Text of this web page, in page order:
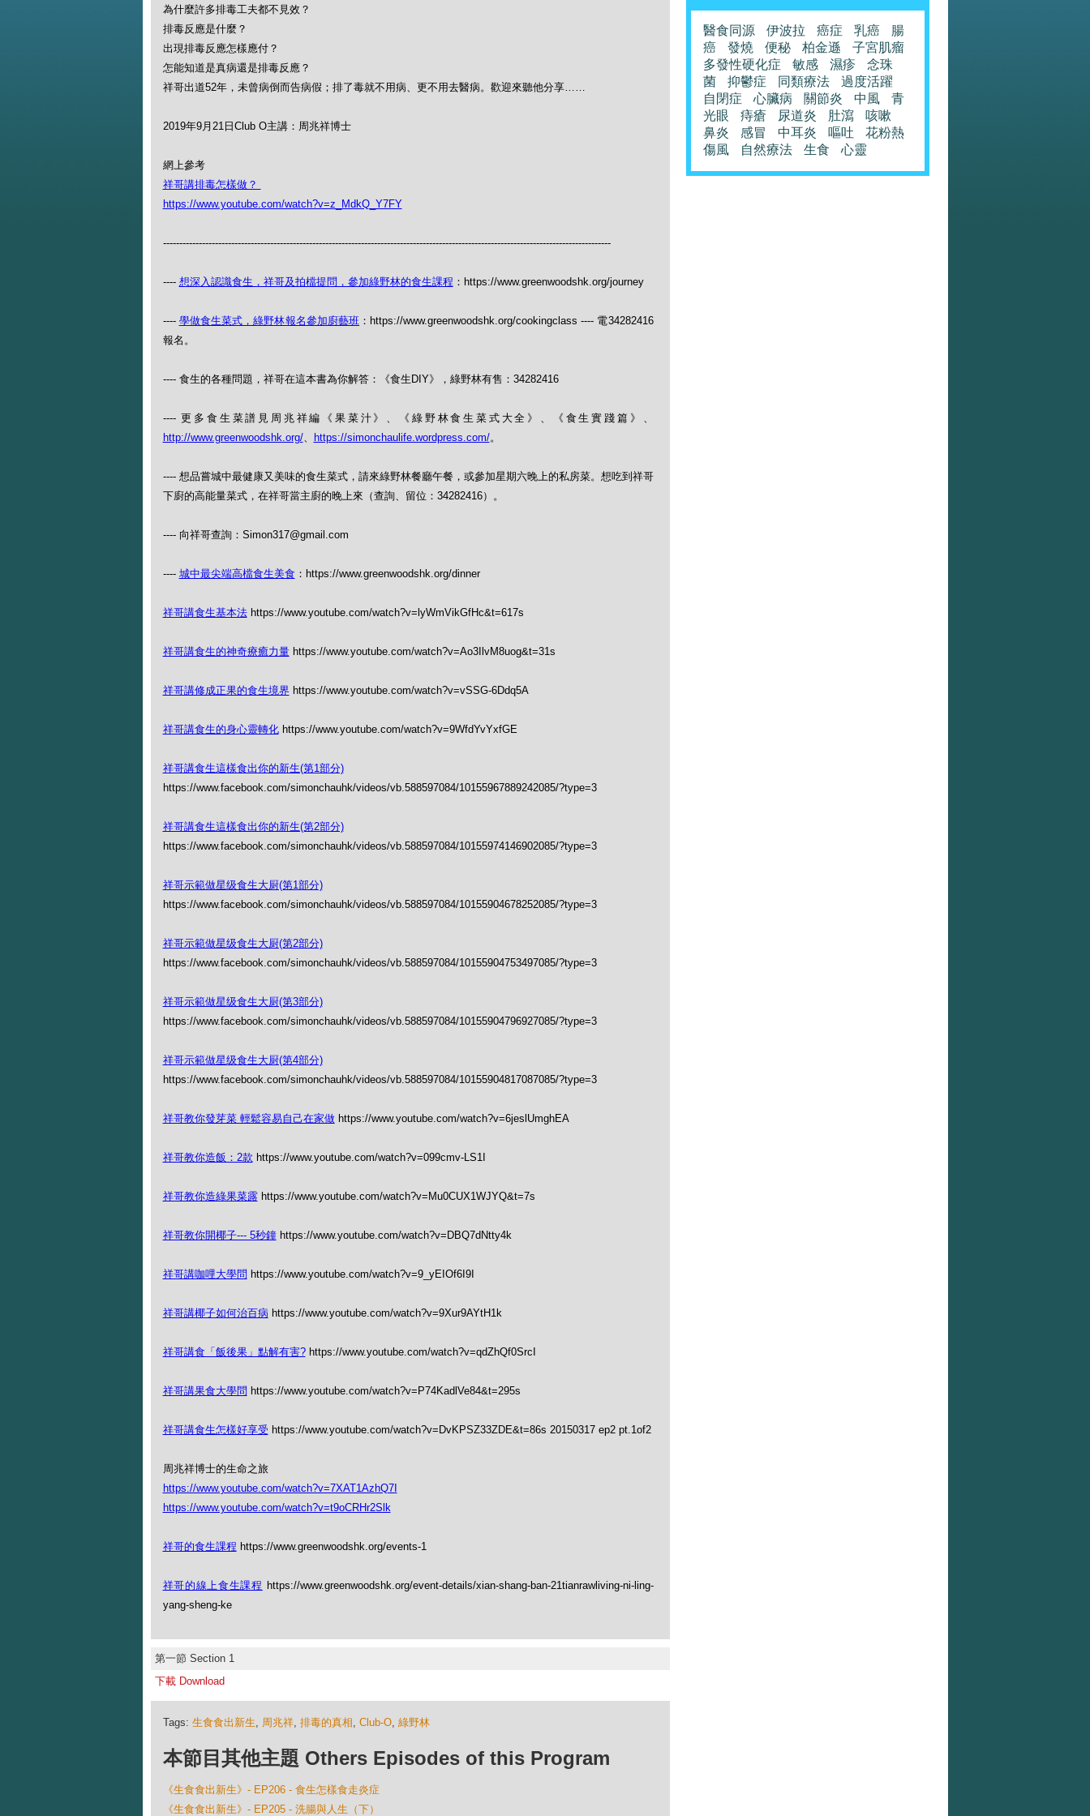
為什麼許多排毒工夫都不見效？
排毒反應是什麼？
出現排毒反應怎樣應付？
怎能知道是真病還是排毒反應？
祥哥出道52年，未曾病倒而告病假；排了毒就不用病、更不用去醫病。歡迎來聽他分享……
2019年9月21日Club O主講：周兆祥博士
網上參考
祥哥講排毒怎樣做？
https://www.youtube.com/watch?v=z_MdkQ_Y7FY
------------------------------------------------------------------------------------------------------------------------------------------
---- 想深入認識食生，祥哥及拍檔提問，參加綠野林的食生課程 ：https://www.greenwoodshk.org/journey
---- 學做食生菜式，綠野林報名參加廚藝班 ：https://www.greenwoodshk.org/cookingclass ---- 電34282416
報名。
---- 食生的各種問題，祥哥在這本書為你解答：《食生DIY》，綠野林有售：34282416
---- 更多食生菜譜見周兆祥編《果菜汁》、《綠野林食生菜式大全》、《食生實踐篇》、
http://www.greenwoodshk.org/、 https://simonchaulife.wordpress.com/。
---- 想品嘗城中最健康又美味的食生菜式，請來綠野林餐廳午餐，或參加星期六晚上的私房菜。想吃到祥哥
下廚的高能量菜式，在祥哥當主廚的晚上來（查詢、留位：34282416）。
---- 向祥哥查詢：Simon317@gmail.com
---- 城中最尖端高檔食生美食 ：https://www.greenwoodshk.org/dinner
祥哥講食生基本法https://www.youtube.com/watch?v=lyWmVikGfHc&t=617s
祥哥講食生的神奇療癒力量https://www.youtube.com/watch?v=Ao3IlvM8uog&t=31s
祥哥講修成正果的食生境界 https://www.youtube.com/watch?v=vSSG-6Ddq5A
祥哥講食生的身心靈轉化https://www.youtube.com/watch?v=9WfdYvYxfGE
祥哥講食生這樣食出你的新生(第1部分)
https://www.facebook.com/simonchauhk/videos/vb.588597084/10155967889242085/?type=3
祥哥講食生這樣食出你的新生(第2部分)
https://www.facebook.com/simonchauhk/videos/vb.588597084/10155974146902085/?type=3
祥哥示範做星级食生大厨(第1部分)
https://www.facebook.com/simonchauhk/videos/vb.588597084/10155904678252085/?type=3
祥哥示範做星级食生大厨(第2部分)
https://www.facebook.com/simonchauhk/videos/vb.588597084/10155904753497085/?type=3
祥哥示範做星级食生大厨(第3部分)
https://www.facebook.com/simonchauhk/videos/vb.588597084/10155904796927085/?type=3
祥哥示範做星级食生大厨(第4部分)
https://www.facebook.com/simonchauhk/videos/vb.588597084/10155904817087085/?type=3
祥哥教你發芽菜 輕鬆容易自己在家做https://www.youtube.com/watch?v=6jeslUmghEA
祥哥教你造飯：2款 https://www.youtube.com/watch?v=099cmv-LS1I
祥哥教你造綠果菜露https://www.youtube.com/watch?v=Mu0CUX1WJYQ&t=7s
祥哥教你開椰子--- 5秒鐘https://www.youtube.com/watch?v=DBQ7dNtty4k
祥哥講咖哩大學問 https://www.youtube.com/watch?v=9_yEIOf6I9I
祥哥講椰子如何治百病 https://www.youtube.com/watch?v=9Xur9AYtH1k
祥哥講食「飯後果」點解有害?https://www.youtube.com/watch?v=qdZhQf0SrcI
祥哥講果食大學問 https://www.youtube.com/watch?v=P74KadlVe84&t=295s
祥哥講食生怎樣好享受 https://www.youtube.com/watch?v=DvKPSZ33ZDE&t=86s 20150317 ep2 pt.1of2
周兆祥博士的生命之旅
https://www.youtube.com/watch?v=7XAT1AzhQ7I
https://www.youtube.com/watch?v=t9oCRHr2Slk
祥哥的食生課程 https://www.greenwoodshk.org/events-1
祥哥的線上食生課程 https://www.greenwoodshk.org/event-details/xian-shang-ban-21tianrawliving-ni-ling-
yang-sheng-ke
第一節 Section 1
下載 Download
Tags: 生食食出新生, 周兆祥, 排毒的真相, Club-O, 綠野林
本節目其他主題 Others Episodes of this Program
《生食食出新生》- EP206 - 食生怎樣食走炎症
《生食食出新生》- EP205 - 洗腸與人生（下）
醫食同源 伊波拉 癌症 乳癌
腸
癌
發燒 便秘 柏金遜
子宮肌瘤
多發性硬化症
敏感 濕疹
念珠
菌
抑鬱症 同類療法
過度活躍
自閉症
心臟病 關節炎 中風
青
光眼
痔瘡 尿道炎 肚瀉
咳嗽
鼻炎
感冒 中耳炎 嘔吐
花粉熱
傷風
自然療法 生食 心靈